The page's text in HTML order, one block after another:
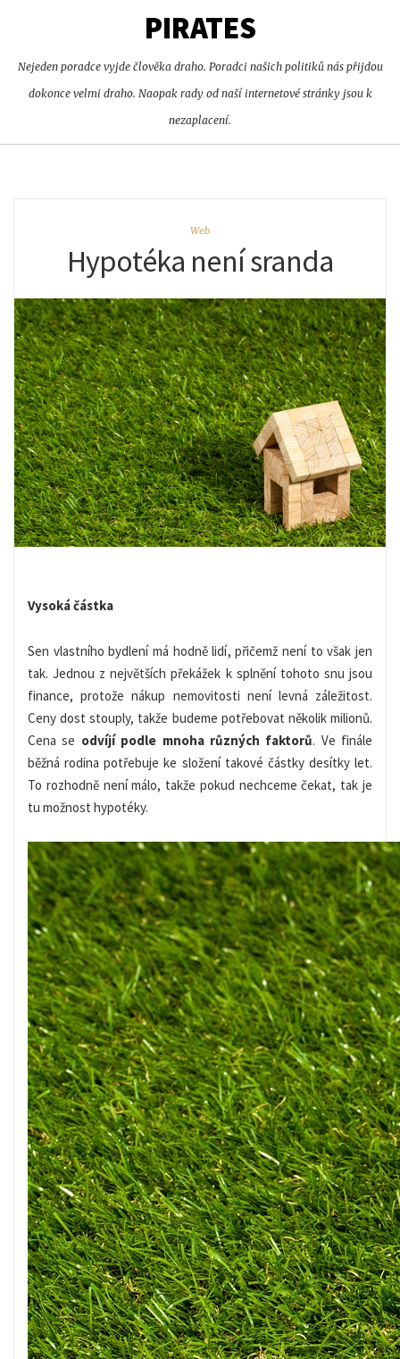
PIRATES
Nejeden poradce vyjde člověka draho. Poradci našich politiků nás přijdou
dokonce velmi draho. Naopak rady od naší internetové stránky jsou k
nezaplacení.
Web
Hypotéka není sranda
Vysokáčástka
Sen vlastního bydlení má hodně lidí, přičemž není to však jen
tak. Jednou z největších překážek ksplnění tohoto snu jsou
finance, protože nákup nemovitosti není levná záležitost.
Ceny dost stouply, takže budeme potřebovat několik milionů.
Cena se odvíjí podle mnoha různých faktorů. Ve finále
běžná rodina potřebuje ke složení takové částky desítky let.
To rozhodně není málo, takže pokud nechceme čekat, tak je
tu možnost hypotéky.